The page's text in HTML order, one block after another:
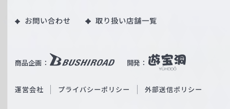
W
ß
c
商品企画： 開発：
u
b
O
お問い合わせ 取り扱い店舗一覧
運営会社 プライバシーポリシー 外部送信ポリシー